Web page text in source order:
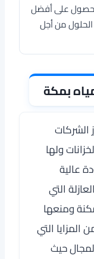
على أفضل
من أجل
بمكة
الشركات
ولها
عالية
التي
ومنعها
المزايا التي
حيث